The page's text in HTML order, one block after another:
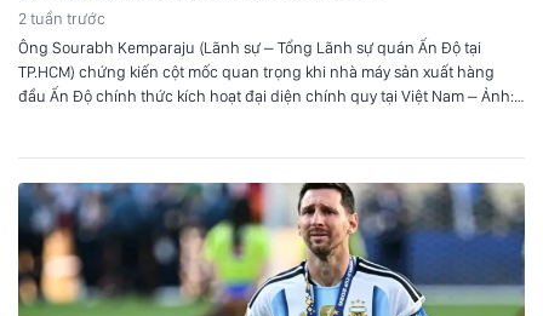
2 tuần trước
Ông Sourabh Kemparaju (Lãnh sự – Tổng Lãnh sự quán Ấn Độ tại
TP.HCM) chứng kiến cột mốc quan trọng khi nhà máy sản xuất hàng
đầu Ấn Độ chính thức kích hoạt đại diện chính quy tại Việt Nam – Ảnh: